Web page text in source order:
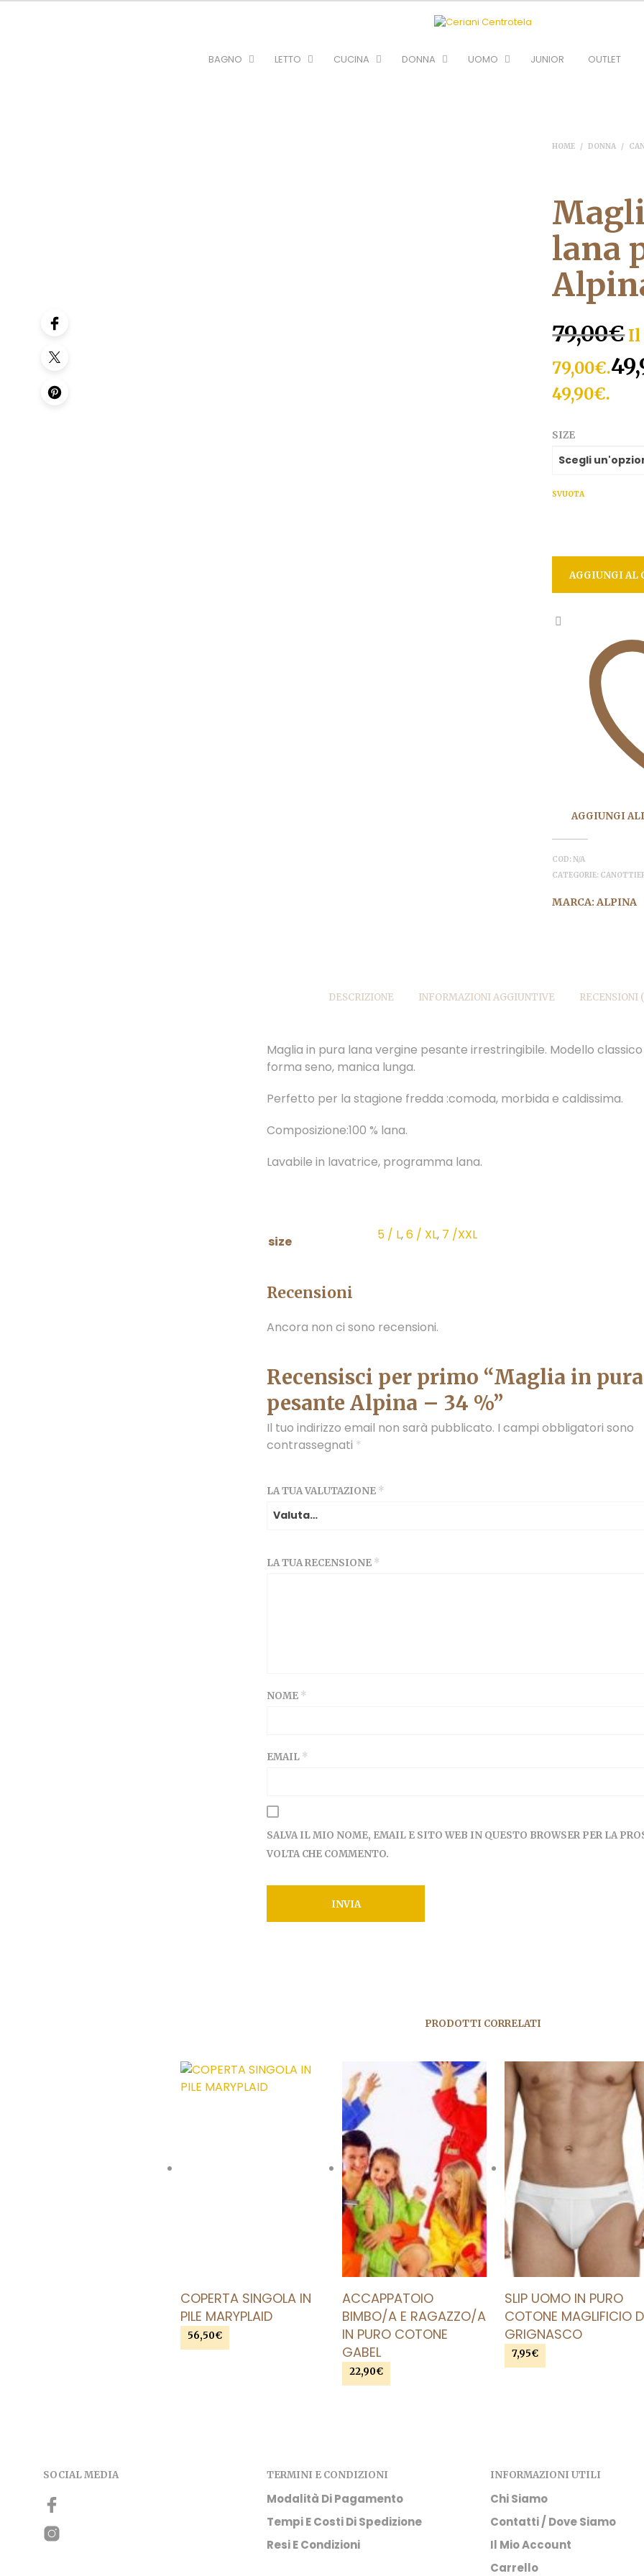
BAGNO LETTO CUCINA DONNA UOMO JUNIOR OUTLET
HOME / DONNA /
lana
79,00€ Il
79,00€.
49,90€.
SIZE
SVUOTA
AGGIUNGI AL
AGGIUNGI
COD:N/A
CATEGORIE:
MARCA:ALPINA
DESCRIZIONE INFORMAZIONI AGGIUNTIVE RECENSIONI
Maglia in pura lana vergine pesante irrestringibile. Modello
forma seno, manica lunga.
Perfetto per la stagione fredda :comoda, morbida e caldissima.
Composizione:100 % lana.
Lavabile in lavatrice, programma lana.
size 5 / L,6 / XL, 7 /XXL
Recensioni
Ancora non ci sono recensioni.
Recensisci per primo “Maglia in
pesante Alpina – 34 %”
Il tuo indirizzo email non sarà pubblicato. I campi obbligatori sono
contrassegnati *
LA TUA VALUTAZIONE *
LA TUA RECENSIONE *
NOME *
EMAIL *
SALVA IL MIO NOME, EMAIL E SITO WEB IN QUESTO BROWSER PER LA
VOLTA CHE COMMENTO.
PRODOTTI CORRELATI
COPERTA SINGOLA IN
PILE MARYPLAID
56,50€
ACCAPPATOIO
BIMBO/A E RAGAZZO/A
IN PURO COTONE
GABEL
22,90€
SLIP UOMO IN PURO
COTONE MAGLIFICIO
GRIGNASCO
7,95€
SOCIAL MEDIA TERMINI E CONDIZIONI
Modalità Di Pagamento
Tempi E Costi Di Spedizione
Resi E Condizioni
INFORMAZIONI UTILI
Chi Siamo
Contatti / Dove Siamo
Il Mio Account
Carrello